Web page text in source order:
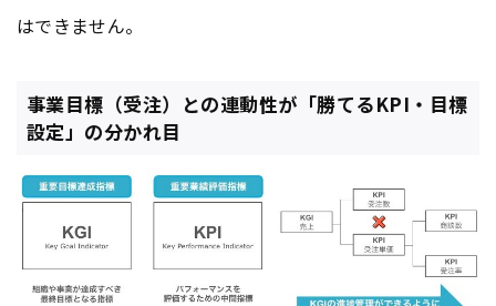
はできません。
事業目標（受注）との連動性が「勝てるKPI・目標
設定」の分かれ目